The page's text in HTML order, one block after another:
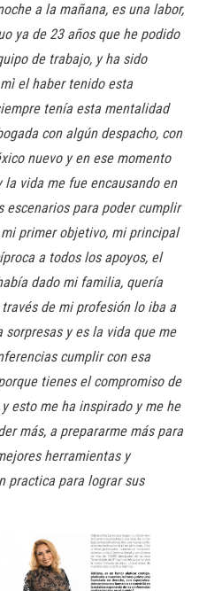
a la mañana, es una labor,
ya de 23 años que he podido
de trabajo, y ha sido
el haber tenido esta
tenía esta mentalidad
con algún despacho, con
nuevo y en ese momento
vida me fue encausando en
escenarios para poder cumplir
primer objetivo, mi principal
a todos los apoyos, el
dado mi familia, quería
de mi profesión lo iba a
y es la vida que me
cumplir con esa
tienes el compromiso de
esto me ha inspirado y me he
más, a prepararme más para
herramientas y
practica para lograr sus